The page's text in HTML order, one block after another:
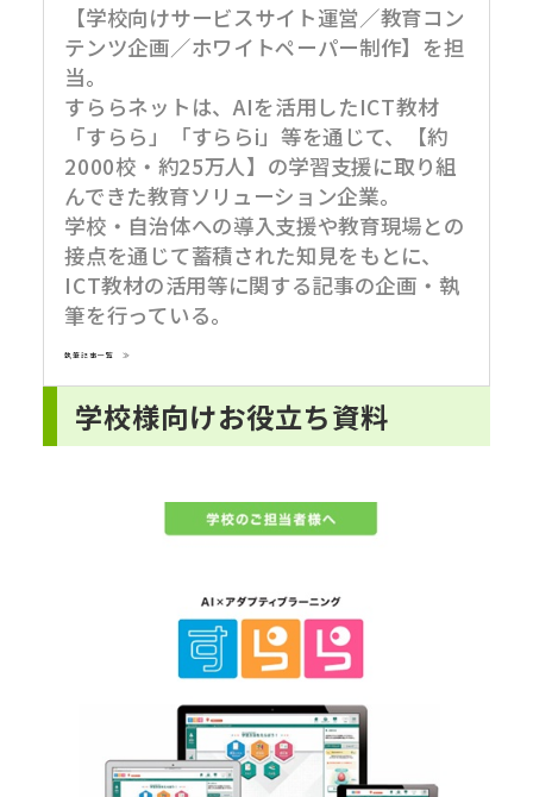
【学校向けサービスサイト運営／教育コン
テンツ企画／ホワイトペーパー制作】を担
当。
すららネットは、AIを活用したICT教材
「すらら」「すららi」等を通じて、【約
2000校・約25万人】の学習支援に取り組
んできた教育ソリューション企業。
学校・自治体への導入支援や教育現場との
接点を通じて蓄積された知見をもとに、
ICT教材の活用等に関する記事の企画・執
筆を行っている。
執筆記事一覧 ≫
学校様向けお役立ち資料